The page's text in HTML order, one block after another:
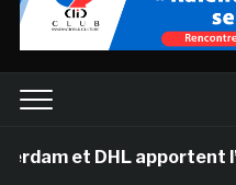
DHL apportent l’art